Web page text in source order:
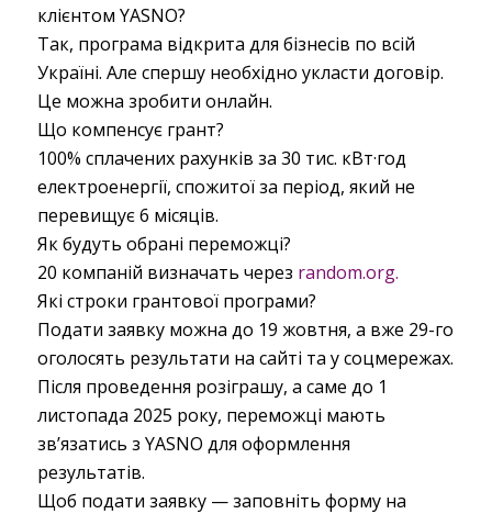
клієнтом YASNO?
Так, програма відкрита для бізнесів по всій
Україні. Але спершу необхідно укласти договір.
Це можна зробити онлайн.
Що компенсує грант?
100% сплачених рахунків за 30 тис. кВт·год
електроенергії, спожитої за період, який не
перевищує 6 місяців.
Як будуть обрані переможці?
20 компаній визначать через random.org.
Які строки грантової програми?
Подати заявку можна до 19 жовтня, а вже 29-го
оголосять результати на сайті та у соцмережах.
Після проведення розіграшу, а саме до 1
листопада 2025 року, переможці мають
зв’язатись з YASNO для оформлення
результатів.
Щоб подати заявку — заповніть форму на